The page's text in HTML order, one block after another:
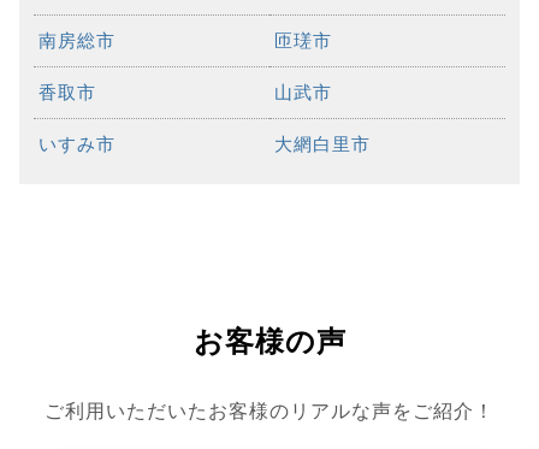
南房総市 匝瑳市
香取市 山武市
いすみ市 大網白里市
お客様の声
ご利用いただいたお客様のリアルな声をご紹介！